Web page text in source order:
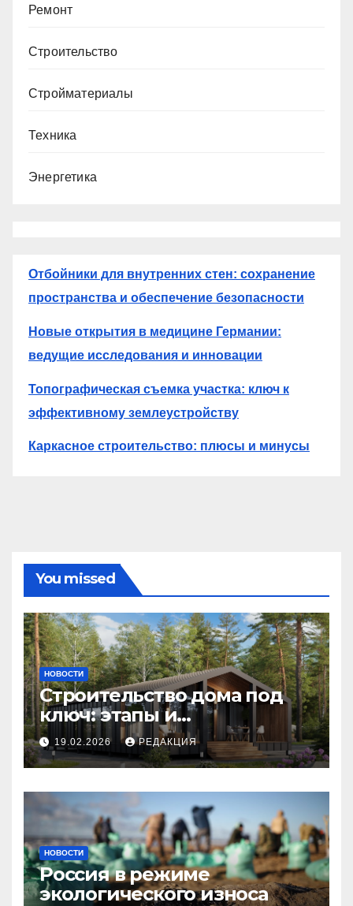
Ремонт
Строительство
Стройматериалы
Техника
Энергетика
Отбойники для внутренних стен: сохранение
пространства и обеспечение безопасности
Новые открытия в медицине Германии:
ведущие исследования и инновации
Топографическая съемка участка: ключ к
эффективному землеустройству
Каркасное строительство: плюсы и минусы
You missed
НОВОСТИ
Строительство дома под
ключ: этапы и
планирование бюджета
19.02.2026 РЕДАКЦИЯ
НОВОСТИ
Россия в режиме
экологического износа